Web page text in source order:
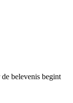
belevenis begint